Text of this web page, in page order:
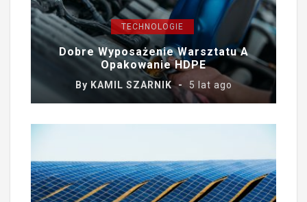
TECHNOLOGIE
Dobre Wyposażenie Warsztatu A
Opakowanie HDPE
By KAMIL SZARNIK 5 lat ago